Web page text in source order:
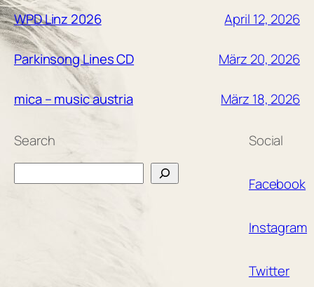
WPD Linz 2026 April 12, 2026
Parkinsong Lines CD März 20, 2026
mica – music austria März 18, 2026
Search
Social
Facebook
Instagram
Twitter